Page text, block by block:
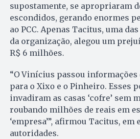
supostamente, se apropriaram
escondidos, gerando enormes
ao PCC. Apenas Tacitus, uma
da organização, alegou um
R$ 6 milhões.
“O Vinícius passou informações
para o Xixo e o Pinheiro. Esses
invadiram as casas ‘cofre’ sem
roubando milhões de reais em
‘empresa’”, afirmou Tacitus, em
autoridades.